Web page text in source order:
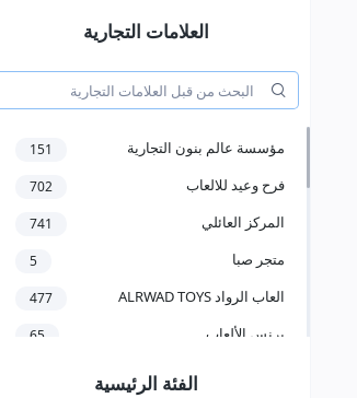
العلامات التجارية
مؤسسة عالم بنون التجارية 151
فرح وعيد للالعاب 702
المركز العائلي 741
متجر صبا 5
العاب الرواد ALRWAD TOYS 477
برنس الألعاب 65
مؤسسة سعد عبدالعزيز الخرعان
الفئة الرئيسية